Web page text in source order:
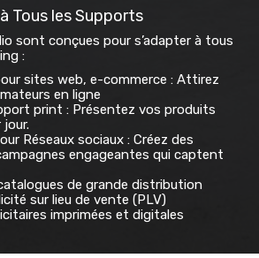
Tous les Supports
sont conçues pour s’adapter à tous
:
sites web, e-commerce : Attirez
en ligne
print : Présentez vos produits
jour.
Réseaux sociaux : Créez des
engageantes qui captent
de grande distribution
sur lieu de vente (PLV)
imprimées et digitales